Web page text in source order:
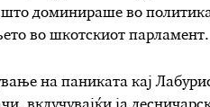
доминираше во
во шкотскиот парламент.
на паниката кај